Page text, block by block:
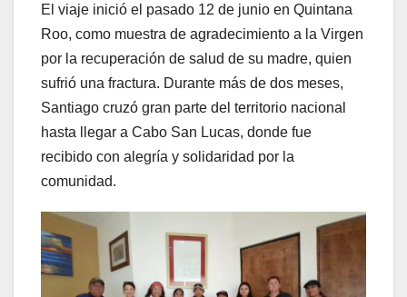
El viaje inició el pasado 12 de junio en Quintana
Roo, como muestra de agradecimiento a la Virgen
por la recuperación de salud de su madre, quien
sufrió una fractura. Durante más de dos meses,
Santiago cruzó gran parte del territorio nacional
hasta llegar a Cabo San Lucas, donde fue
recibido con alegría y solidaridad por la
comunidad.